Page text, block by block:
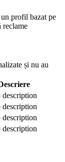
profil bazat pe
reclame
și nu au
description
description
description
description